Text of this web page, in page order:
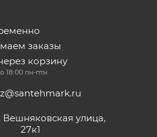
заказы
корзину
18:00 пн-птн
Вешняковская улица,
27к1